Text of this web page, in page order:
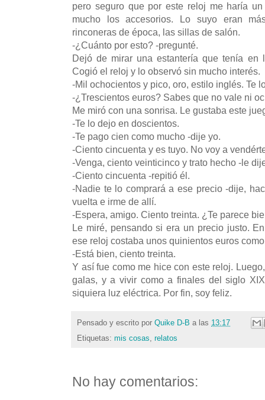
pero seguro que por este reloj me haría
mucho los accesorios. Lo suyo eran
rinconeras de época, las sillas de salón.
-¿Cuánto por esto? -pregunté.
Dejó de mirar una estantería que tenía en
Cogió el reloj y lo observó sin mucho interés.
-Mil ochocientos y pico, oro, estilo inglés. Te
-¿Trescientos euros? Sabes que no vale ni
Me miró con una sonrisa. Le gustaba este
-Te lo dejo en doscientos.
-Te pago cien como mucho -dije yo.
-Ciento cincuenta y es tuyo. No voy a
-Venga, ciento veinticinco y trato hecho -le
-Ciento cincuenta -repitió él.
-Nadie te lo comprará a ese precio -dije,
vuelta e irme de allí.
-Espera, amigo. Ciento treinta. ¿Te parece
Le miré, pensando si era un precio justo.
ese reloj costaba unos quinientos euros
-Está bien, ciento treinta.
Y así fue como me hice con este reloj.
galas, y a vivir como a finales del siglo
siquiera luz eléctrica. Por fin, soy feliz.
Pensado y escrito por Quike D-B a las 13:17
Etiquetas: mis cosas, relatos
No hay comentarios: